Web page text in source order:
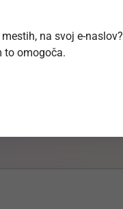
Serviser
na svoj e-naslov?
to omogoča.